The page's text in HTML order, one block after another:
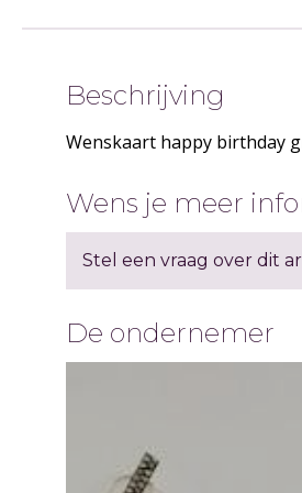
Beschrijving
Wenskaart happy birthday
Wens je meer
Stel een vraag over dit
De ondernemer